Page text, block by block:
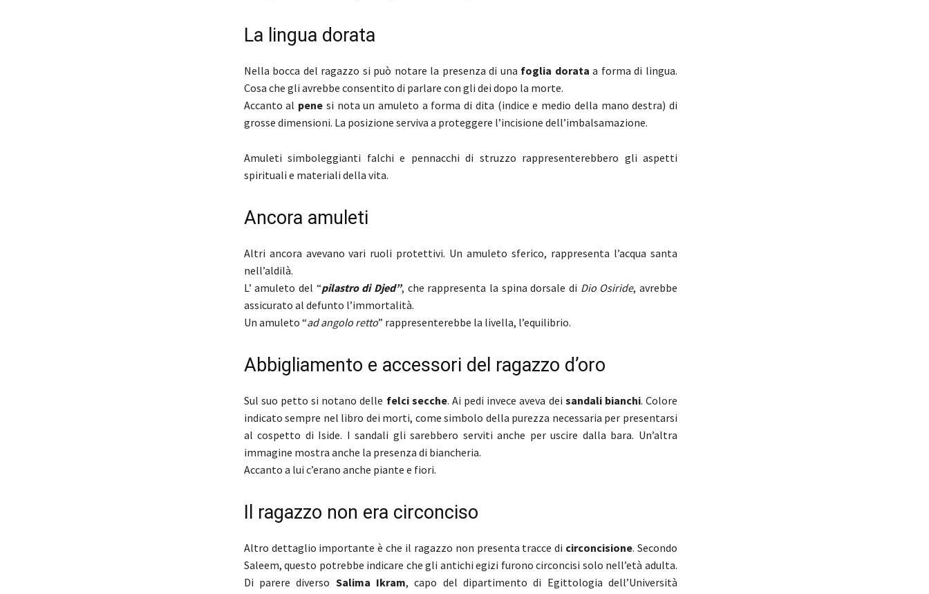
La lingua dorata
Nella bocca del ragazzo si può notare la presenza di una foglia dorataa forma di lingua.
Cosa che gli avrebbe consentito di parlare con gli dei dopo la morte.
Accanto al pene si nota un amuleto a forma di dita (indice e medio della mano destra) di
grosse dimensioni. La posizione serviva a proteggere l’incisione dell’imbalsamazione.
Amuleti simboleggianti falchi e pennacchi di struzzo rappresenterebbero gli aspetti
spirituali e materiali della vita.
Ancora amuleti
Altri ancora avevano vari ruoli protettivi. Un amuleto sferico, rappresenta l’acqua santa
nell’aldilà.
L’ amuleto del “pilastro di Djed”, che rappresenta la spina dorsale di Dio Osiride, avrebbe
assicurato al defunto l’immortalità.
Un amuleto “ad angolo retto” rappresenterebbe la livella, l’equilibrio.
Abbigliamento e accessori del ragazzo d’oro
Sul suo petto si notano delle felci secche. Ai pedi invece aveva dei sandali bianchi. Colore
indicato sempre nel libro dei morti, come simbolo della purezza necessaria per presentarsi
al cospetto di Iside. I sandali gli sarebbero serviti anche per uscire dalla bara. Un’altra
immagine mostra anche la presenza di biancheria.
Accanto a lui c’erano anche piante e fiori.
Il ragazzo non era circonciso
Altro dettaglio importante è che il ragazzo non presenta tracce di circoncisione. Secondo
Saleem, questo potrebbe indicare che gli antichi egizi furono circoncisi solo nell’età adulta.
Di parere diverso Salima Ikram, capo del dipartimento di Egittologia dell’Università